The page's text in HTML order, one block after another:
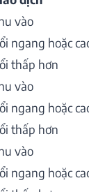
vào
ngang hoặc
thấp hơn
vào
ngang hoặc
thấp hơn
vào
ngang hoặc